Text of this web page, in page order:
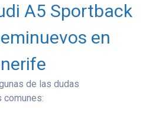
A5 Sportback
en
de las dudas
comunes: